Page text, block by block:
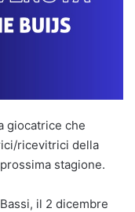
giocatrice che
ricevitrici della
stagione.
il 2 dicembre